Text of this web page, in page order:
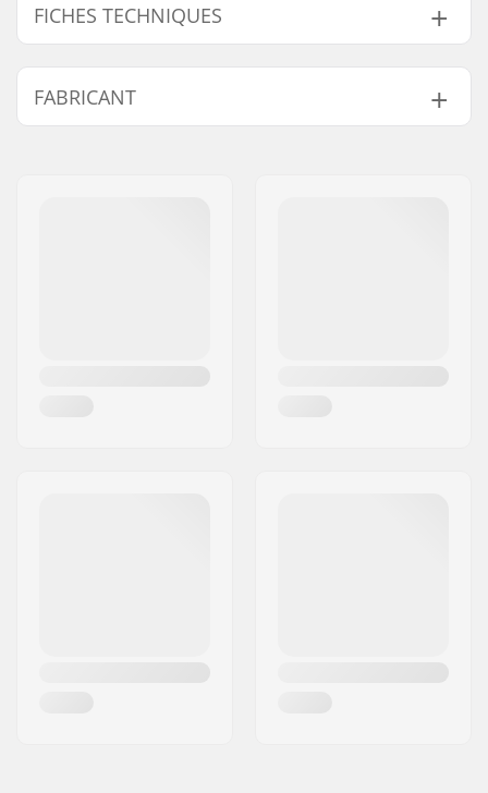
FICHES TECHNIQUES
Fit:
Regular Fit
Activité:
Country, Snowboard,
FABRICANT